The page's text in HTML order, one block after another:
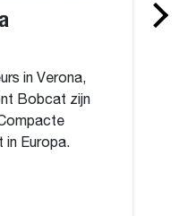
in Verona,
Bobcat zijn
in Europa.